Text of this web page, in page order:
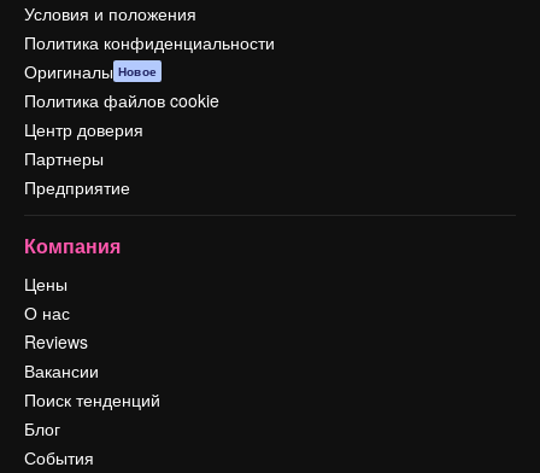
Условия и положения
Политика конфиденциальности
Оригиналы Новое
Политика файлов cookie
Центр доверия
Партнеры
Предприятие
Компания
Цены
О нас
Reviews
Вакансии
Поиск тенденций
Блог
События